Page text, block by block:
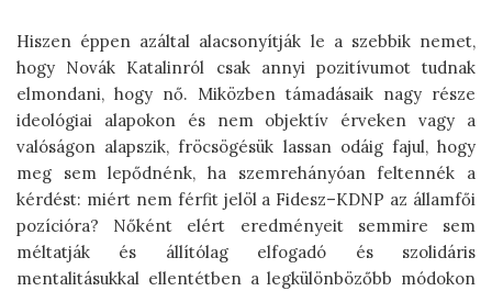
Hiszen éppen azáltal alacsonyítják le a szebbik nemet,
hogy Novák Katalinról csak annyi pozitívumot tudnak
elmondani, hogy nő. Miközben támadásaik nagy része
ideológiai alapokon és nem objektív érveken vagy a
valóságon alapszik, fröcsögésük lassan odáig fajul, hogy
meg sem lepődnénk, ha szemrehányóan feltennék a
kérdést: miért nem férfit jelöl a Fidesz–KDNP az államfői
pozícióra? Nőként elért eredményeit semmire sem
méltatják és állítólag elfogadó és szolidáris
mentalitásukkal ellentétben a legkülönbözőbb módokon